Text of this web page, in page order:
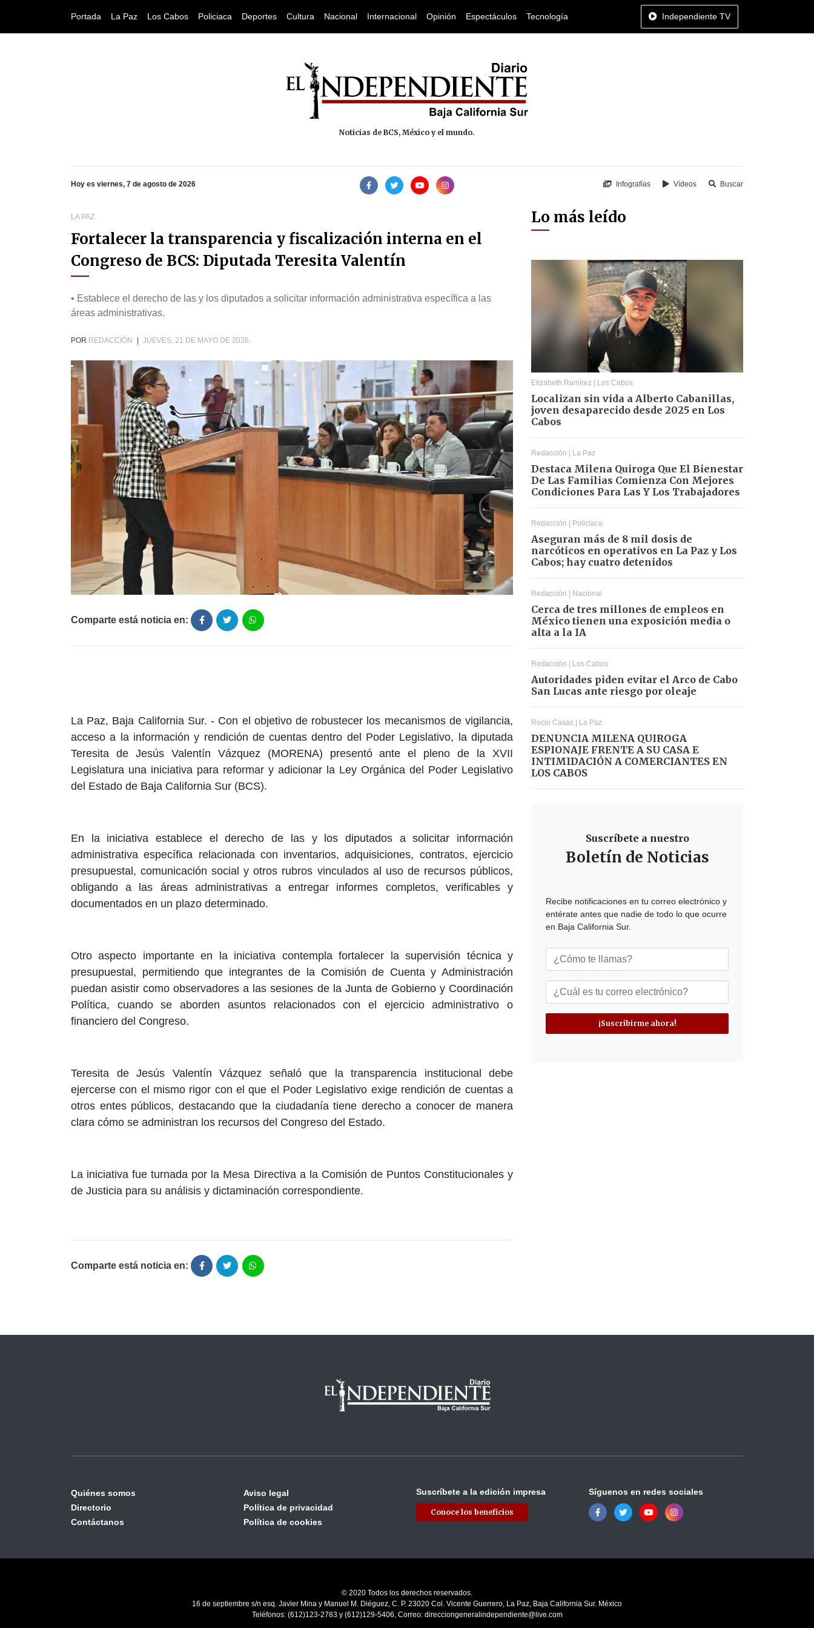
Portada La Paz Los Cabos Policiaca Deportes Cultura Nacional Internacional Opinión Espectáculos Tecnología Independiente TV
Noticias de BCS, México y el mundo.
Hoy es viernes, 7 de agosto de 2026 Infografías Vídeos Buscar
LA PAZ
Fortalecer la transparencia y fiscalización interna en el
Congreso de BCS: Diputada Teresita Valentín
• Establece el derecho de las y los diputados a solicitar información administrativa específica a las
áreas administrativas.
POR REDACCIÓN JUEVES, 21 DE MAYO DE 2026.
Comparte está noticia en:
La Paz, Baja California Sur. - Con el objetivo de robustecer los mecanismos de vigilancia,
acceso a la información y rendición de cuentas dentro del Poder Legislativo, la diputada
Teresita de Jesús Valentín Vázquez (MORENA) presentó ante el pleno de la XVII
Legislatura una iniciativa para reformar y adicionar la Ley Orgánica del Poder Legislativo
del Estado de Baja California Sur (BCS).
En la iniciativa establece el derecho de las y los diputados a solicitar información
administrativa específica relacionada con inventarios, adquisiciones, contratos, ejercicio
presupuestal, comunicación social y otros rubros vinculados al uso de recursos públicos,
obligando a las áreas administrativas a entregar informes completos, verificables y
documentados en un plazo determinado.
Otro aspecto importante en la iniciativa contempla fortalecer la supervisión técnica y
presupuestal, permitiendo que integrantes de la Comisión de Cuenta y Administración
puedan asistir como observadores a las sesiones de la Junta de Gobierno y Coordinación
Política, cuando se aborden asuntos relacionados con el ejercicio administrativo o
financiero del Congreso.
Teresita de Jesús Valentín Vázquez señaló que la transparencia institucional debe
ejercerse con el mismo rigor con el que el Poder Legislativo exige rendición de cuentas a
otros entes públicos, destacando que la ciudadanía tiene derecho a conocer de manera
clara cómo se administran los recursos del Congreso del Estado.
La iniciativa fue turnada por la Mesa Directiva a la Comisión de Puntos Constitucionales y
de Justicia para su análisis y dictaminación correspondiente.
Comparte está noticia en:
Lo más leído
Elizabeth Ramírez | Los Cabos
Localizan sin vida a Alberto Cabanillas,
joven desaparecido desde 2025 en Los
Cabos
Redacción | La Paz
Destaca Milena Quiroga Que El Bienestar
De Las Familias Comienza Con Mejores
Condiciones Para Las Y Los Trabajadores
Redacción | Policiaca
Aseguran más de 8 mil dosis de
narcóticos en operativos en La Paz y Los
Cabos; hay cuatro detenidos
Redacción | Nacional
Cerca de tres millones de empleos en
México tienen una exposición media o
alta a la IA
Redacción | Los Cabos
Autoridades piden evitar el Arco de Cabo
San Lucas ante riesgo por oleaje
Rocio Casas | La Paz
DENUNCIA MILENA QUIROGA
ESPIONAJE FRENTE A SU CASA E
INTIMIDACIÓN A COMERCIANTES EN
LOS CABOS
Suscríbete a nuestro
Boletín de Noticias
Recibe notificaciones en tu correo electrónico y
entérate antes que nadie de todo lo que ocurre
en Baja California Sur.
¡Suscribirme ahora!
Quiénes somos
Directorio
Contáctanos
Aviso legal
Política de privacidad
Política de cookies
Suscríbete a la edición impresa
Conoce los beneficios
Síguenos en redes sociales
© 2020 Todos los derechos reservados.
16 de septiembre s/n esq. Javier Mina y Manuel M. Diéguez, C. P. 23020 Col. Vicente Guerrero, La Paz, Baja California Sur. México
Teléfonos: (612)123-2783 y (612)129-5406, Correo: direcciongeneralindependiente@live.com